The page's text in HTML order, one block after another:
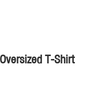
T-Shirt